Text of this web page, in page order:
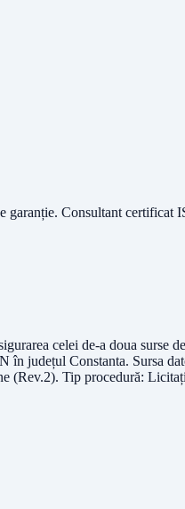
garanție. Consultant certificat
celei de-a doua
în județul Constanta. Sursa
(Rev.2). Tip procedură: